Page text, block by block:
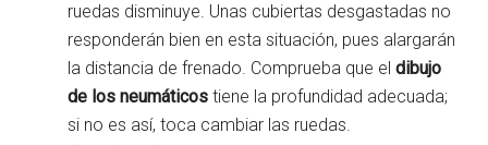
ruedas disminuye. Unas cubiertas desgastadas no
responderán bien en esta situación, pues alargarán
la distancia de frenado. Comprueba que eldibujo
de los neumáticos tiene la profundidad adecuada;
si no es así, toca cambiar las ruedas.